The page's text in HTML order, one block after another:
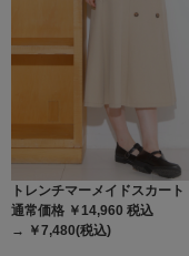
トレンチマーメイドスカート
通常価格 ￥14,960 税込
→ ￥7,480(税込)